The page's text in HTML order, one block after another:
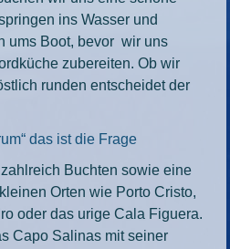
ins Wasser und
ums Boot, bevor wir uns
zubereiten. Ob wir
runden entscheidet der
das ist die Frage
Buchten sowie eine
Orten wie Porto Cristo,
oder das urige Cala Figuera.
Capo Salinas mit seiner